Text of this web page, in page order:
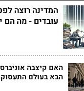
עובדים - מה הם
האם קיצבה
הבא בעולם